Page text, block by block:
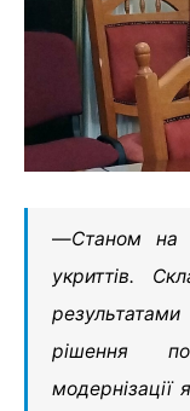
—Станом на
укриттів.
рішення
модернізації